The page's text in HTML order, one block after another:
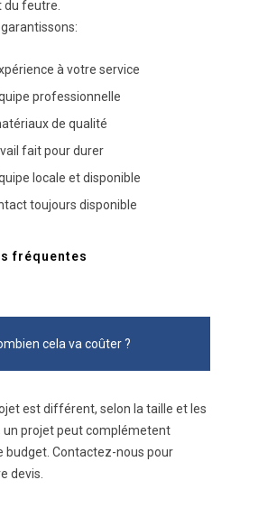
du feutre.
à votre service
professionnelle
de qualité
fait pour durer
locale et disponible
toujours disponible
fréquentes
cela va coûter ?
est différent, selon la taille et les
un projet peut complémetent
budget. Contactez-nous pour
devis.